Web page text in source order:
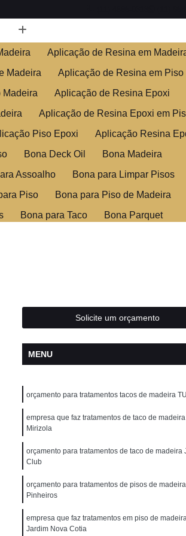
Aplicação de Resina em
Madeira
Aplicação de Resina em Piso
Madeira
Aplicação de Resina Epoxi
Aplicação de Resina Epoxi em
Piso Epoxi
Aplicação Resina
Bona Deck Oil
Bona Madeira
Assoalho
Bona para Limpar Pisos
Piso
Bona para Piso de Madeira
Bona para Taco
Bona Parquet
Clareamento Piso Madeira Ipê
Clareamento em Piso em Madeira
Clareamento Pisos de Madeiras
Clareamento Pisos Madeira
Clareamentos de Pisos de Madeira
Clareamentos de Assoalho de Madeira
Clareamentos de Pisos de Madeiras
Madeira
Clareamentos Piso de Madeira
Solicite um orçamento
MENU
orçamento para tratamentos tacos de madeira
empresa que faz tratamentos de taco de madeira
Mirizola
orçamento para tratamentos de taco de madeira
Club
orçamento para tratamentos de pisos de
Pinheiros
empresa que faz tratamentos em piso de
Jardim Nova Cotia